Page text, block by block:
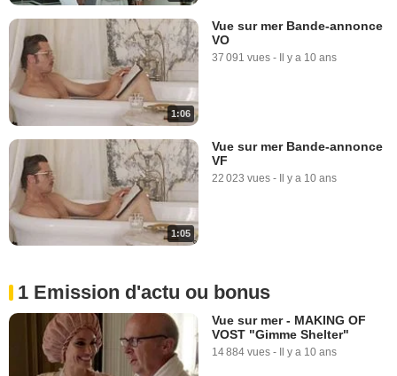
1:06
Vue sur mer Bande-annonce
VO
37 091 vues - Il y a 10 ans
1:05
Vue sur mer Bande-annonce
VF
22 023 vues - Il y a 10 ans
1 Emission d'actu ou bonus
Vue sur mer - MAKING OF
VOST "Gimme Shelter"
14 884 vues - Il y a 10 ans